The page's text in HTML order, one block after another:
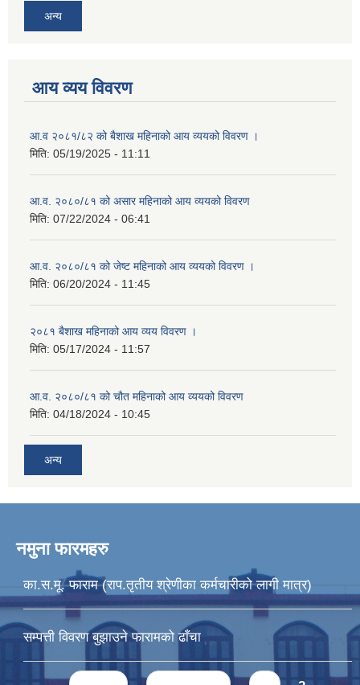
अन्य
आय व्यय विवरण
आ.व २०८१/८२ को बैशाख महिनाको आय व्ययको विवरण ।
मिति: 05/19/2025 - 11:11
आ.व. २०८०/८१ को असार महिनाको आय व्ययको विवरण
मिति: 07/22/2024 - 06:41
आ.व. २०८०/८१ को जेष्ट महिनाको आय व्ययको विवरण ।
मिति: 06/20/2024 - 11:45
२०८१ बैशाख महिनाको आय व्यय विवरण ।
मिति: 05/17/2024 - 11:57
आ.व. २०८०/८१ को चौत महिनाको आय व्ययको विवरण
मिति: 04/18/2024 - 10:45
अन्य
नमुना फारमहरु
का.स.मू. फाराम (राप.तृतीय श्रेणीका कर्मचारीको लागी मात्र)
सम्पत्ती विवरण बुझाउने फारामको ढाँचा